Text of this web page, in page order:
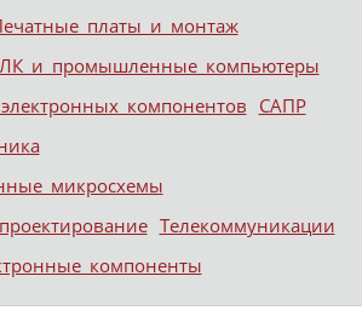
платы и монтаж
и промышленные компьютеры
компонентов САПР
микросхемы
Телекоммуникации
компоненты